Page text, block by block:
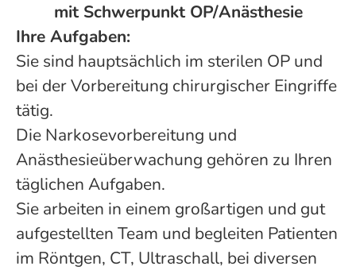
mit Schwerpunkt OP/Anästhesie
Ihre Aufgaben:
Sie sind hauptsächlich im sterilen OP und
bei der Vorbereitung chirurgischer Eingriffe
tätig.
Die Narkosevorbereitung und
Anästhesieüberwachung gehören zu Ihren
täglichen Aufgaben.
Sie arbeiten in einem großartigen und gut
aufgestellten Team und begleiten Patienten
im Röntgen, CT, Ultraschall, bei diversen